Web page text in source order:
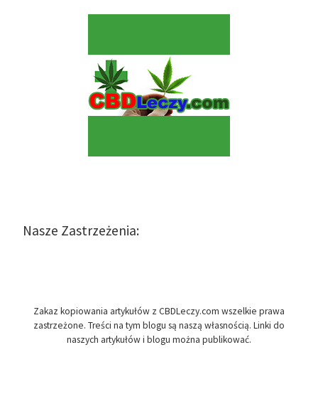
Nasze Zastrzeżenia:
Zakaz kopiowania artykułów z CBDLeczy.com wszelkie prawa
zastrzeżone. Treści na tym blogu są naszą własnością. Linki do
naszych artykułów i blogu można publikować.